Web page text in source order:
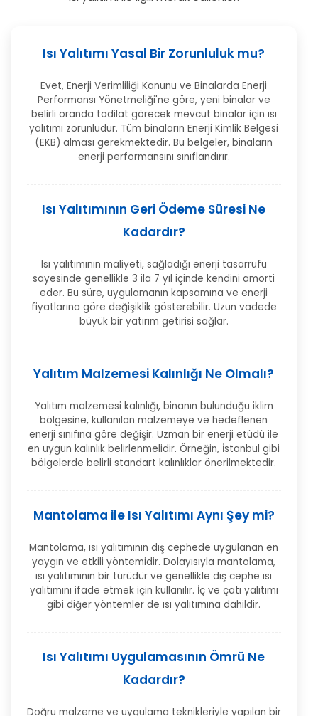
Isı Yalıtımı Yasal Bir Zorunluluk mu?
Evet, Enerji Verimliliği Kanunu ve Binalarda Enerji
Performansı Yönetmeliği'ne göre, yeni binalar ve
belirli oranda tadilat görecek mevcut binalar için ısı
yalıtımı zorunludur. Tüm binaların Enerji Kimlik Belgesi
(EKB) alması gerekmektedir. Bu belgeler, binaların
enerji performansını sınıflandırır.
Isı Yalıtımının Geri Ödeme Süresi Ne
Kadardır?
Isı yalıtımının maliyeti, sağladığı enerji tasarrufu
sayesinde genellikle 3 ila 7 yıl içinde kendini amorti
eder. Bu süre, uygulamanın kapsamına ve enerji
fiyatlarına göre değişiklik gösterebilir. Uzun vadede
büyük bir yatırım getirisi sağlar.
Yalıtım Malzemesi Kalınlığı Ne Olmalı?
Yalıtım malzemesi kalınlığı, binanın bulunduğu iklim
bölgesine, kullanılan malzemeye ve hedeflenen
enerji sınıfına göre değişir. Uzman bir enerji etüdü ile
en uygun kalınlık belirlenmelidir. Örneğin, İstanbul gibi
bölgelerde belirli standart kalınlıklar önerilmektedir.
Mantolama ile Isı Yalıtımı Aynı Şey mi?
Mantolama, ısı yalıtımının dış cephede uygulanan en
yaygın ve etkili yöntemidir. Dolayısıyla mantolama,
ısı yalıtımının bir türüdür ve genellikle dış cephe ısı
yalıtımını ifade etmek için kullanılır. İç ve çatı yalıtımı
gibi diğer yöntemler de ısı yalıtımına dahildir.
Isı Yalıtımı Uygulamasının Ömrü Ne
Kadardır?
Doğru malzeme ve uygulama teknikleriyle yapılan bir